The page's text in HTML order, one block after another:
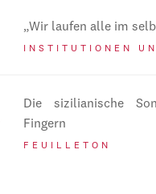
„Wir laufen alle im
INSTITUTIONEN
Die sizilianische
Fingern
FEUILLETON